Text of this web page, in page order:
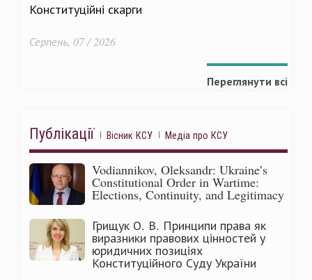
Конституційні скарги
Серпень, 07 / 2026
Переглянути всі
Публікації Вісник КСУ Медіа про КСУ
Vodiannikov, Oleksandr: Ukraine’s
Constitutional Order in Wartime:
Elections, Continuity, and Legitimacy
Грищук О. В. Принципи права як
виразники правових цінностей у
юридичних позиціях
Конституційного Суду України